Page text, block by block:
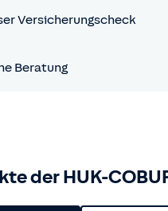
Versicherungscheck
Beratung
der HUK-